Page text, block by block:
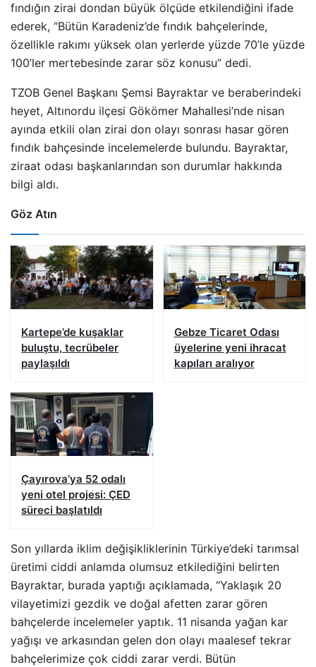
fındığın zirai dondan büyük ölçüde etkilendiğini ifade
ederek, “Bütün Karadeniz’de fındık bahçelerinde,
özellikle rakımı yüksek olan yerlerde yüzde 70’le yüzde
100’ler mertebesinde zarar söz konusu” dedi.
TZOB Genel Başkanı Şemsi Bayraktar ve beraberindeki
heyet, Altınordu ilçesi Gökömer Mahallesi’nde nisan
ayında etkili olan zirai don olayı sonrası hasar gören
fındık bahçesinde incelemelerde bulundu. Bayraktar,
ziraat odası başkanlarından son durumlar hakkında
bilgi aldı.
Göz Atın
Kartepe’de kuşaklar
buluştu, tecrübeler
paylaşıldı
Gebze Ticaret Odası
üyelerine yeni ihracat
kapıları aralıyor
Çayırova’ya 52 odalı
yeni otel projesi: ÇED
süreci başlatıldı
Son yıllarda iklim değişikliklerinin Türkiye’deki tarımsal
üretimi ciddi anlamda olumsuz etkilediğini belirten
Bayraktar, burada yaptığı açıklamada, “Yaklaşık 20
vilayetimizi gezdik ve doğal afetten zarar gören
bahçelerde incelemeler yaptık. 11 nisanda yağan kar
yağışı ve arkasından gelen don olayı maalesef tekrar
bahçelerimize çok ciddi zarar verdi. Bütün